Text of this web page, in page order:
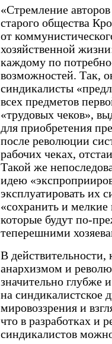
«Стремление
старого общества
от
хозяйственной
каждому по
возможностей. Так,
синдикалисты
всех предметов
«трудовых чеков»,
для приобретения
после революции
рабочих чеках,
Такой же
идею
эксплуатировать их
«сохранить и мелкие
которые будут по-
теперешними
В
анархизмом и
значительно глубже
на синдикалистское
мировоззрения и
что в разработках и
синдикалистов